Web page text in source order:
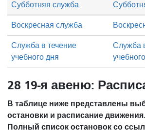
Субботняя служба
Воскресная служба
Служба в течение
учебного дня
Служба
28 19-я авеню:
В таблице ниже представлены
остановки и расписание движения.
Полный список остановок со